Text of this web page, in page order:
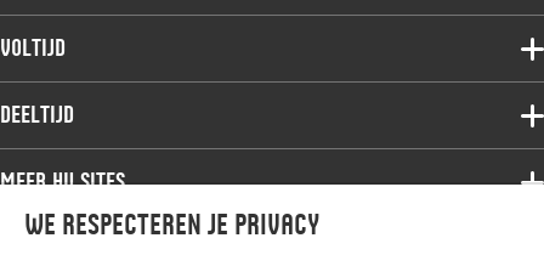
We respecteren je privacy
Voltijdopleidingen
Deeltijdopleidingen
Onderzoek
Werken bij de HU
Voltijd
Associate degree
Bachelor
Master
Studiekeuze voltijd
Deeltijd
Associate degree
Bachelor
Meer HU sites
HU International